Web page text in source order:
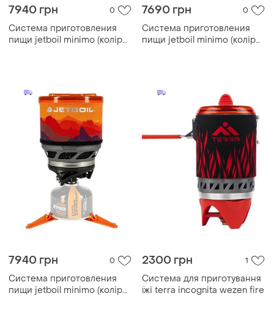
7940 грн 0
Система приготовления
пищи jetboil minimo (колір
7690 грн 0
Система приготовления
пищи jetboil minimo (колір
7940 грн 0
Система приготовления
пищи jetboil minimo (колір
2300 грн 1
Система для приготування
їжі terra incognita wezen fire